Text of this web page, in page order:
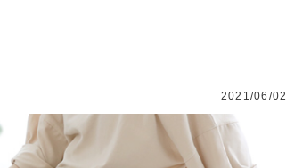
2021/06/02